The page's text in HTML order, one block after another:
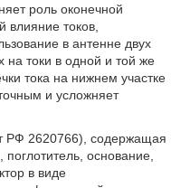
роль оконечной
токов,
в антенне двух
токи в одной и той же
тока на нижнем участке
и усложняет
РФ 2620766), содержащая
основание,
в виде